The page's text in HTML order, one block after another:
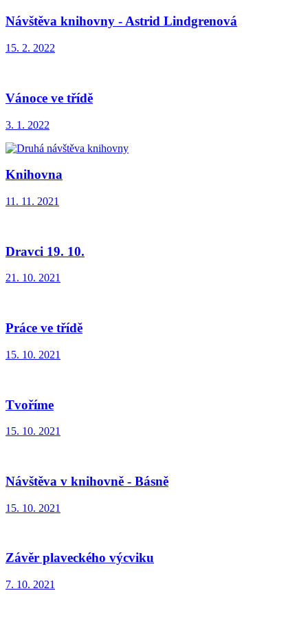
Návštěva knihovny - Astrid Lindgrenová
15. 2. 2022
Vánoce ve třídě
3. 1. 2022
Knihovna
11. 11. 2021
Dravci 19. 10.
21. 10. 2021
Práce ve třídě
15. 10. 2021
Tvoříme
15. 10. 2021
Návštěva v knihovně - Básně
15. 10. 2021
Závěr plaveckého výcviku
7. 10. 2021